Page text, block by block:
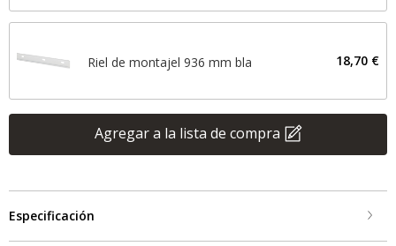
Riel de montajel 936 mm bla 18,70 €
Agregar a la lista de compra
Especificación